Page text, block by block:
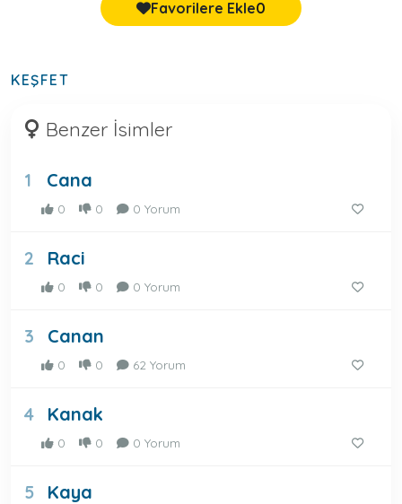
Favorilere Ekle0
KEŞFET
Benzer İsimler
1 Cana
0 0 0 Yorum
2 Raci
0 0 0 Yorum
3 Canan
0 0 62 Yorum
4 Kanak
0 0 0 Yorum
5 Kaya